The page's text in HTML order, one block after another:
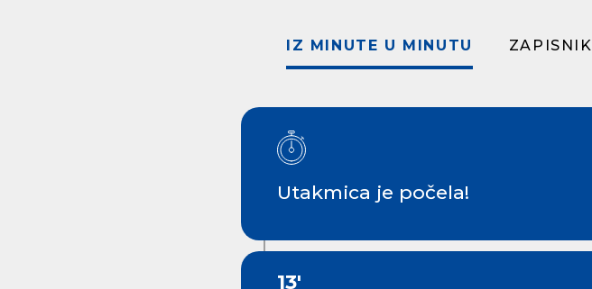
IZ MINUTE U MINUTU ZAPISNIK
Utakmica je počela!
13'